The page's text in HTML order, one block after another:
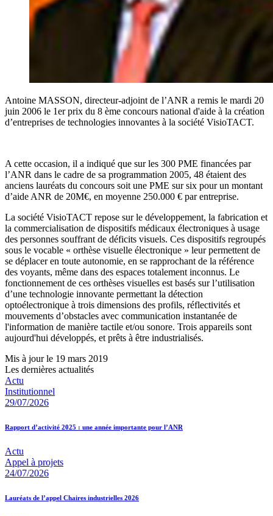
Antoine MASSON, directeur-adjoint de l’ANR a remis le mardi 20
juin 2006 le 1er prix du 8 ème concours national d'aide à la création
d’entreprises de technologies innovantes à la société VisioTACT.
A cette occasion, il a indiqué que sur les 300 PME financées par
l’ANR dans le cadre de sa programmation 2005, 48 étaient des
anciens lauréats du concours soit une PME sur six pour un montant
d’aide ANR de 20M€, en moyenne 250.000 € par entreprise.
La société VisioTACT repose sur le développement, la fabrication et
la commercialisation de dispositifs médicaux électroniques à usage
des personnes souffrant de déficits visuels. Ces dispositifs regroupés
sous le vocable « orthèse visuelle électronique » leur permettent de
se déplacer en toute autonomie, en se rapprochant de la référence
des voyants, même dans des espaces totalement inconnus. Le
fonctionnement de ces orthèses visuelles est basés sur l’utilisation
d’une technologie innovante permettant la détection
optoélectronique à trois dimensions des profils, réflectivités et
mouvements d’obstacles avec communication instantanée de
l'information de manière tactile et/ou sonore. Trois appareils sont
aujourd'hui développés, et prêts à être industrialisés.
Mis à jour le 19 mars 2019
Les dernières actualités
Actu
Institutionnel
29/07/2026
Rapport d’activité 2025 : une année importante pour l’ANR
Actu
Appel à projets
24/07/2026
Lauréats de l’appel Chaires industrielles 2026